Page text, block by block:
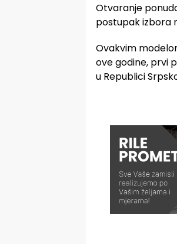
Otvaranje
postupak izbora
Ovakvim
ove godine, prvi
u Republici